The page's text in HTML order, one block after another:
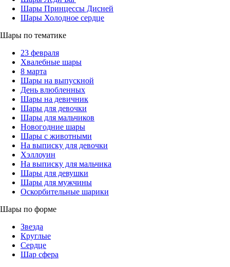
Шары Принцессы Дисней
Шары Холодное сердце
Шары по тематике
23 февраля
Хвалебные шары
8 марта
Шары на выпускной
День влюбленных
Шары на девичник
Шары для девочки
Шары для мальчиков
Новогодние шары
Шары с животными
На выписку для девочки
Хэллоуин
На выписку для мальчика
Шары для девушки
Шары для мужчины
Оскорбительные шарики
Шары по форме
Звезда
Круглые
Сердце
Шар сфера